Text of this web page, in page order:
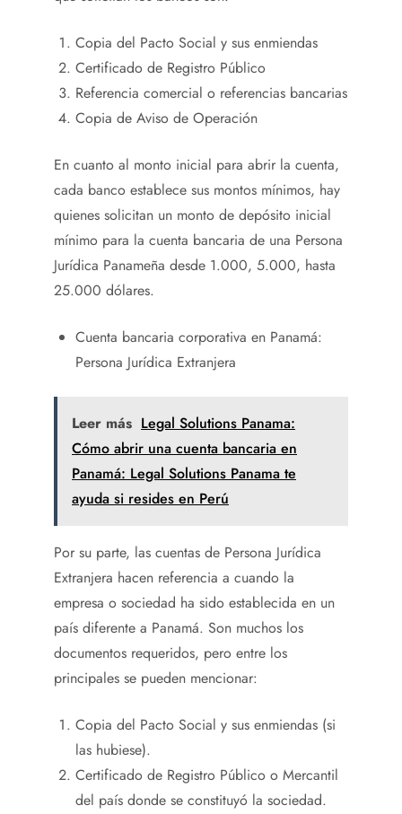
Copia del Pacto Social y sus enmiendas
Certificado de Registro Público
Referencia comercial o referencias bancarias
Copia de Aviso de Operación
En cuanto al monto inicial para abrir la cuenta,
cada banco establece sus montos mínimos, hay
quienes solicitan un monto de depósito inicial
mínimo para la cuenta bancaria de una Persona
Jurídica Panameña desde 1.000, 5.000, hasta
25.000 dólares.
Cuenta bancaria corporativa en Panamá:
Persona Jurídica Extranjera
Leer más Legal Solutions Panama:
Cómo abrir una cuenta bancaria en
Panamá: Legal Solutions Panama te
ayuda si resides en Perú
Por su parte, las cuentas de Persona Jurídica
Extranjera hacen referencia a cuando la
empresa o sociedad ha sido establecida en un
país diferente a Panamá. Son muchos los
documentos requeridos, pero entre los
principales se pueden mencionar:
Copia del Pacto Social y sus enmiendas (si
las hubiese).
Certificado de Registro Público o Mercantil
del país donde se constituyó la sociedad.